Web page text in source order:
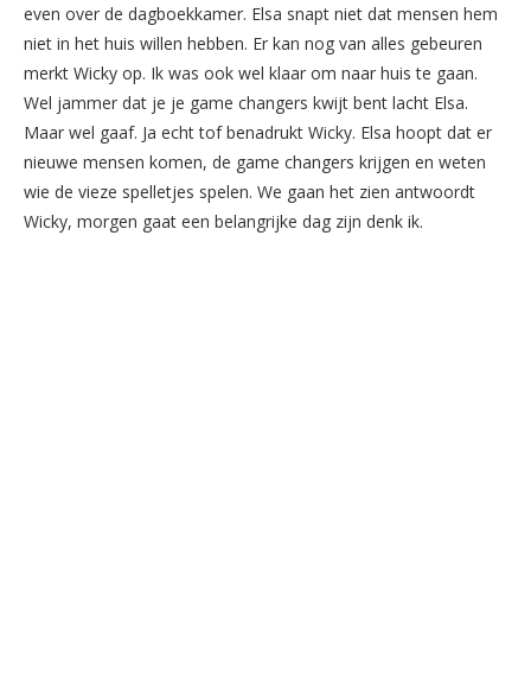
even over de dagboekkamer. Elsa snapt niet dat mensen hem
niet in het huis willen hebben. Er kan nog van alles gebeuren
merkt Wicky op. Ik was ook wel klaar om naar huis te gaan.
Wel jammer dat je je game changers kwijt bent lacht Elsa.
Maar wel gaaf. Ja echt tof benadrukt Wicky. Elsa hoopt dat er
nieuwe mensen komen, de game changers krijgen en weten
wie de vieze spelletjes spelen. We gaan het zien antwoordt
Wicky, morgen gaat een belangrijke dag zijn denk ik.